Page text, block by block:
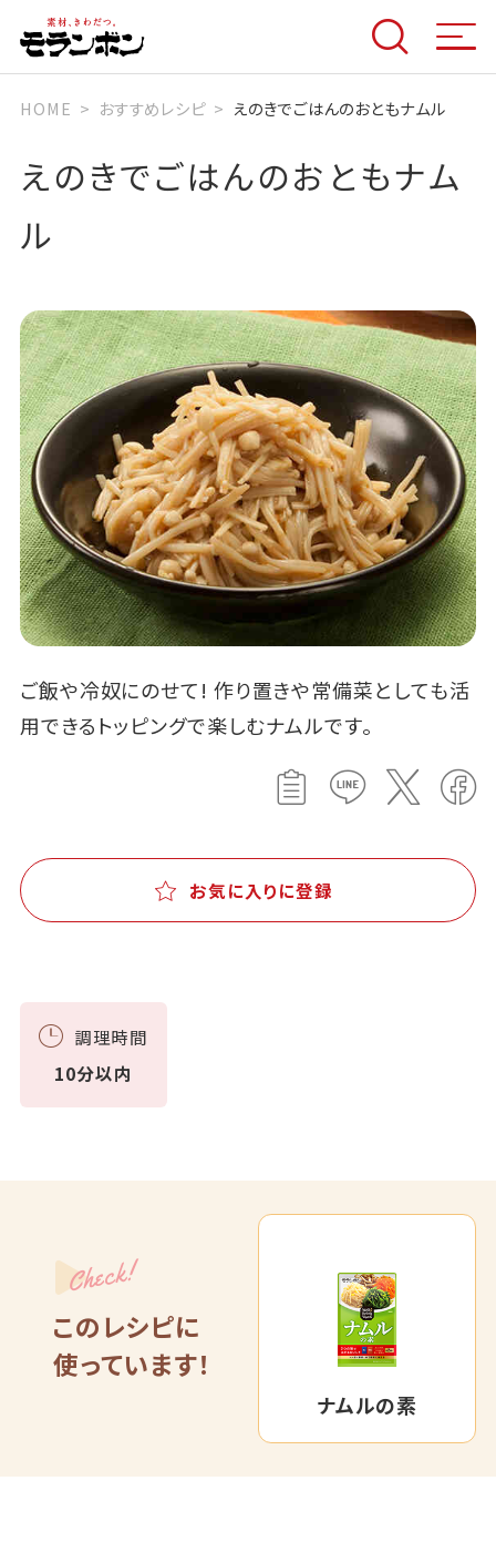
HOME おすすめレシピ えのきでごはんのおともナムル
えのきでごはんのおともナム
ル
ご飯や冷奴にのせて! 作り置きや常備菜としても活
用できるトッピングで楽しむナムルです。
お気に入りに登録
調理時間
10分以内
Check!
このレシピに
使っています！
ナムルの素